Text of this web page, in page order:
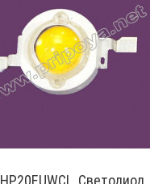
Адаптер для
трансформаторного датчика
тока
70.00р.